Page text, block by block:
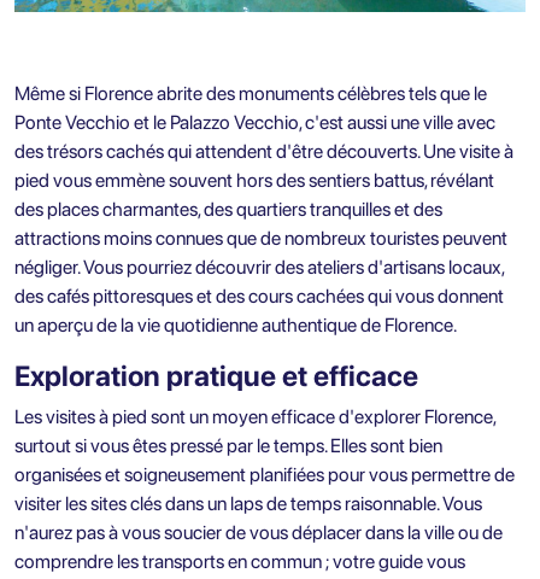
Même si Florence abrite des monuments célèbres tels que le
Ponte Vecchio et le Palazzo Vecchio, c'est aussi une ville avec
des trésors cachés qui attendent d'être découverts. Une visite à
pied vous emmène souvent hors des sentiers battus, révélant
des places charmantes, des quartiers tranquilles et des
attractions moins connues que de nombreux touristes peuvent
négliger. Vous pourriez découvrir des ateliers d'artisans locaux,
des cafés pittoresques et des cours cachées qui vous donnent
un aperçu de la vie quotidienne authentique de Florence.
Exploration pratique et efficace
Les visites à pied sont un moyen efficace d'explorer Florence,
surtout si vous êtes pressé par le temps. Elles sont bien
organisées et soigneusement planifiées pour vous permettre de
visiter les sites clés dans un laps de temps raisonnable. Vous
n'aurez pas à vous soucier de vous déplacer dans la ville ou de
comprendre les transports en commun ; votre guide vous